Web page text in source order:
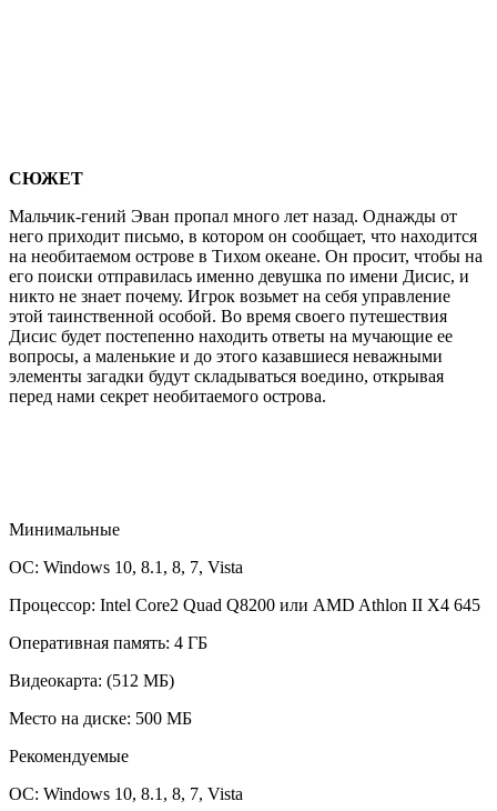
СЮЖЕТ
Мальчик-гений Эван пропал много лет назад. Однажды от
него приходит письмо, в котором он сообщает, что находится
на необитаемом острове в Тихом океане. Он просит, чтобы на
его поиски отправилась именно девушка по имени Дисис, и
никто не знает почему. Игрок возьмет на себя управление
этой таинственной особой. Во время своего путешествия
Дисис будет постепенно находить ответы на мучающие ее
вопросы, а маленькие и до этого казавшиеся неважными
элементы загадки будут складываться воедино, открывая
перед нами секрет необитаемого острова.
Минимальные
ОС: Windows 10, 8.1, 8, 7, Vista
Процессор: Intel Core2 Quad Q8200 или AMD Athlon II X4 645
Оперативная память: 4 ГБ
Видеокарта: (512 МБ)
Место на диске: 500 МБ
Рекомендуемые
ОС: Windows 10, 8.1, 8, 7, Vista